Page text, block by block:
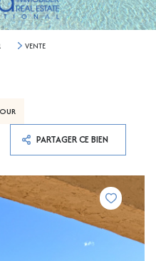
VENTE
PARTAGER CE BIEN